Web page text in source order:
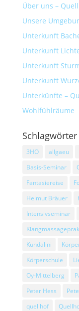
Über uns –
Unsere
Unterkunft
Unterkunft
Unterkunft
Unterkunft
Unterkünfte –
Wohlfühlräume
Schlagwörter
3HO allgaeu
Basis-Seminar
Fantasiereise
Helmut Bräuer
Intensivseminar
Kundalini
Körperschule
Oy-Mittelberg
Peter Hess
quellhof